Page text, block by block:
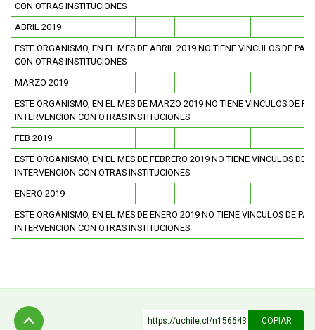
CON OTRAS INSTITUCIONES
ABRIL 2019
ESTE ORGANISMO, EN EL MES DE ABRIL 2019 NO TIENE VINCULOS DE
CON OTRAS INSTITUCIONES
MARZO 2019
ESTE ORGANISMO, EN EL MES DE MARZO 2019 NO TIENE VINCULOS DE
INTERVENCION CON OTRAS INSTITUCIONES
FEB 2019
ESTE ORGANISMO, EN EL MES DE FEBRERO 2019 NO TIENE VINCULOS DE
INTERVENCION CON OTRAS INSTITUCIONES
ENERO 2019
ESTE ORGANISMO, EN EL MES DE ENERO 2019 NO TIENE VINCULOS DE
INTERVENCION CON OTRAS INSTITUCIONES
https://uchile.cl/n156643 COPIAR